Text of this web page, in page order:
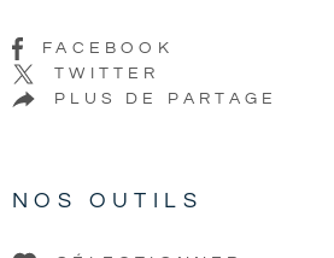
FACEBOOK
TWITTER
PLUS DE PARTAGE
NOS OUTILS